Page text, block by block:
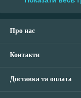
Про нас
Контакти
Доставка та оплата